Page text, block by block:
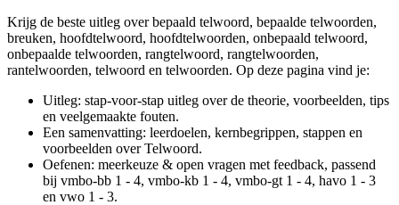
Krijg de beste uitleg over bepaald telwoord, bepaalde telwoorden,
breuken, hoofdtelwoord, hoofdtelwoorden, onbepaald telwoord,
onbepaalde telwoorden, rangtelwoord, rangtelwoorden,
rantelwoorden, telwoord en telwoorden. Op deze pagina vind je:
Uitleg: stap-voor-stap uitleg over de theorie, voorbeelden, tips
en veelgemaakte fouten.
Een samenvatting: leerdoelen, kernbegrippen, stappen en
voorbeelden overTelwoord.
Oefenen: meerkeuze & open vragen met feedback, passend
bij vmbo-bb 1 - 4, vmbo-kb 1 - 4, vmbo-gt 1 - 4, havo 1 - 3
en vwo 1 - 3.